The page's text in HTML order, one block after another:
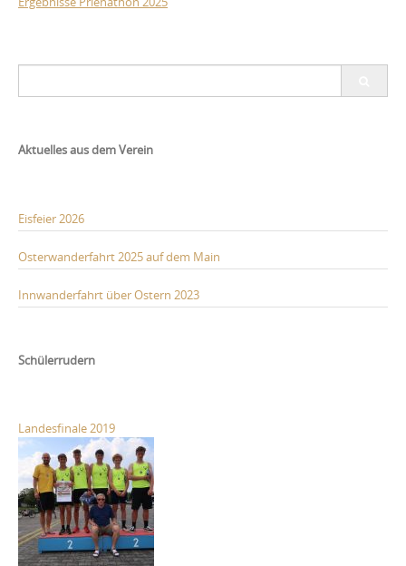
Post
Aktuelles aus dem Verein
Eisfeier 2026
Osterwanderfahrt 2025 auf dem Main
Innwanderfahrt über Ostern 2023
Schülerrudern
Landesfinale 2019